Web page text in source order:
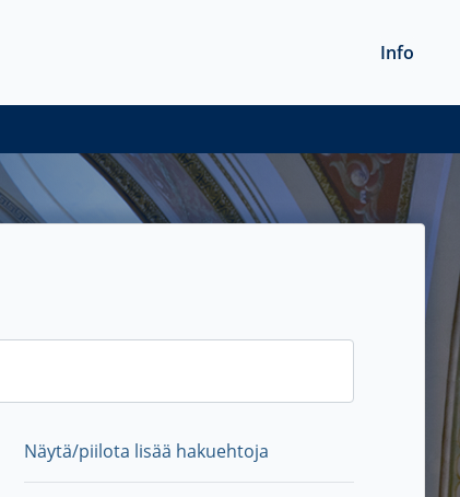
Info
Näytä/piilota lisää hakuehtoja